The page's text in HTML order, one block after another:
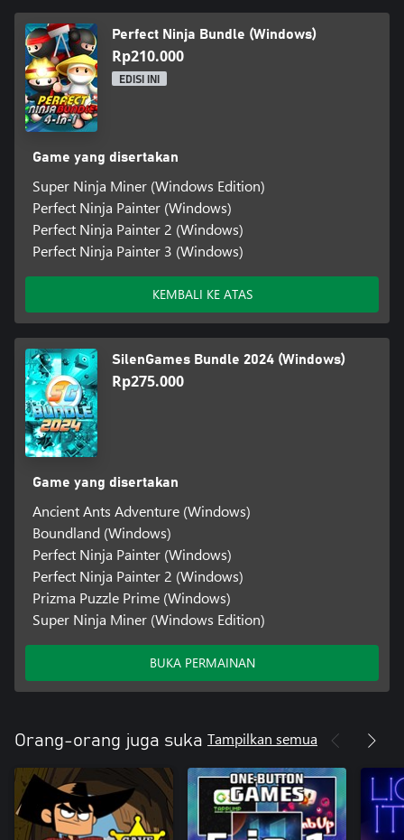
Perfect Ninja Bundle (Windows)
Rp210.000
EDISI INI
Game yang disertakan
Super Ninja Miner (Windows Edition)
Perfect Ninja Painter (Windows)
Perfect Ninja Painter 2 (Windows)
Perfect Ninja Painter 3 (Windows)
KEMBALI KE ATAS
SilenGames Bundle 2024 (Windows)
Rp275.000
Game yang disertakan
Ancient Ants Adventure (Windows)
Boundland (Windows)
Perfect Ninja Painter (Windows)
Perfect Ninja Painter 2 (Windows)
Prizma Puzzle Prime (Windows)
Super Ninja Miner (Windows Edition)
BUKA PERMAINAN
Orang-orang juga suka Tampilkan semua